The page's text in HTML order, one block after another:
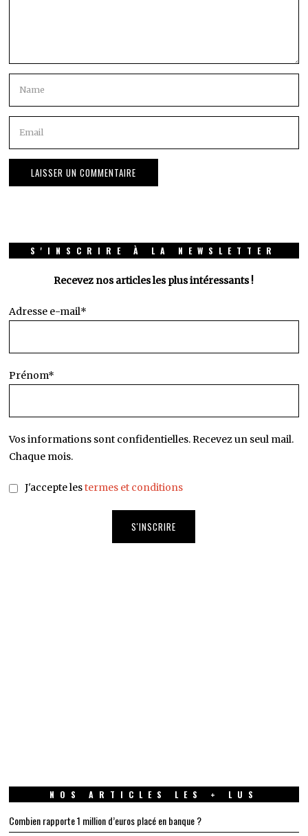
S'INSCRIRE À LA NEWSLETTER
Recevez nos articles les plus intéressants !
Adresse e-mail*
Prénom*
Vos informations sont confidentielles. Recevez un seul mail.
Chaque mois.
J'accepte lestermes et conditions
NOS ARTICLES LES + LUS
Combien rapporte 1 million d’euros placé en banque ?